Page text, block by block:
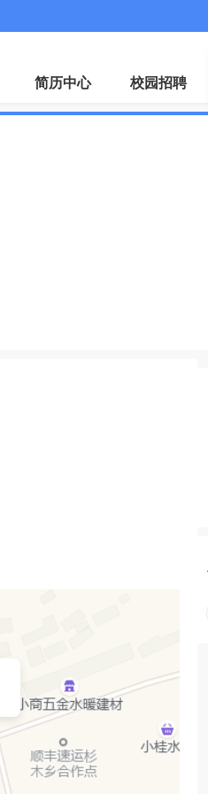
简历中心 校园招聘